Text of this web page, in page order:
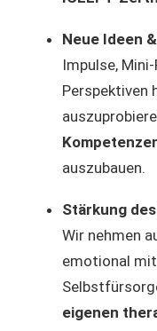
Neue Ideen
Impulse,
Perspektiven
auszubauen.
Stärkung
Wir nehmen
emotional
eigenen